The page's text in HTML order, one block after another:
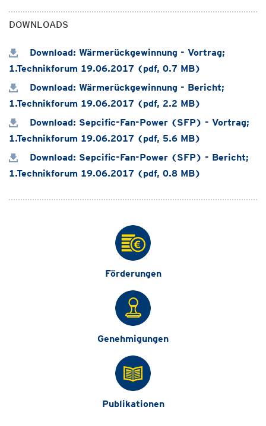
DOWNLOADS
Download: Wärmerückgewinnung - Vortrag;
1.Technikforum 19.06.2017 (pdf, 0.7 MB)
Download: Wärmerückgewinnung - Bericht;
1.Technikforum 19.06.2017 (pdf, 2.2 MB)
Download: Sepcific-Fan-Power (SFP) - Vortrag;
1.Technikforum 19.06.2017 (pdf, 5.6 MB)
Download: Sepcific-Fan-Power (SFP) - Bericht;
1.Technikforum 19.06.2017 (pdf, 0.8 MB)
Förderungen
Genehmigungen
Publikationen